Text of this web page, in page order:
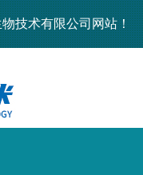
技术有限公司网站！